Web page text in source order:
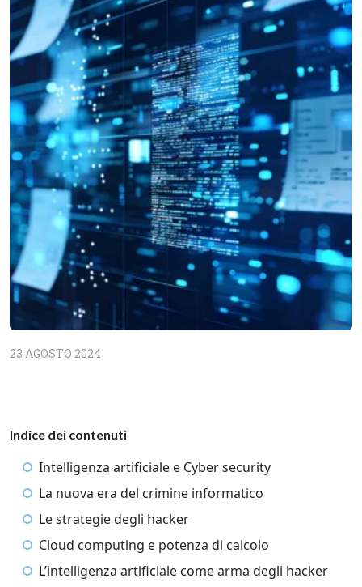
23 AGOSTO 2024
Indice dei contenuti
Intelligenza artificiale e Cyber security
La nuova era del crimine informatico
Le strategie degli hacker
Cloud computing e potenza di calcolo
L’intelligenza artificiale come arma degli hacker